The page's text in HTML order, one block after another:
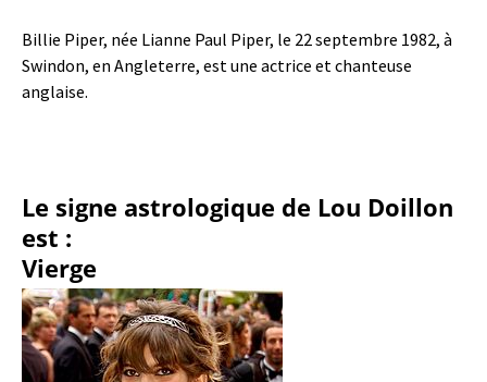
Billie Piper, née Lianne Paul Piper, le 22 septembre 1982, à
Swindon, en Angleterre, est une actrice et chanteuse
anglaise.
Le signe astrologique de Lou Doillon
est :
Vierge